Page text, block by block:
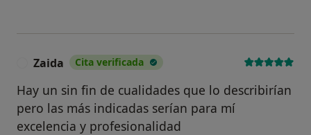
Zaida Cita verificada
Hay un sin fin de cualidades que lo describirían
pero las más indicadas serían para mí
excelencia y profesionalidad